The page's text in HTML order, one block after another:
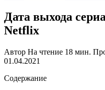
Дата выхода
Netflix
Автор На чтение 18 мин.
01.04.2021
Содержание